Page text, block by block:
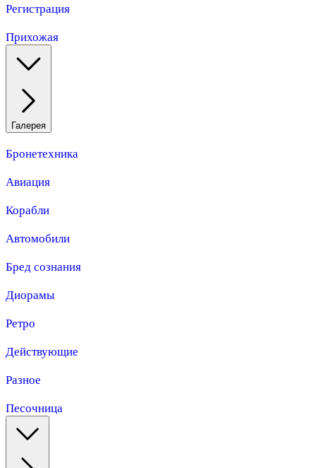
Регистрация
Прихожая
Галерея
Бронетехника
Авиация
Корабли
Автомобили
Бред сознания
Диорамы
Ретро
Действующие
Разное
Песочница